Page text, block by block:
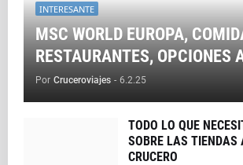
INTERESANTE
MSC WORLD EUROPA,
RESTAURANTES, OPCIONES
Por Cruceroviajes - 6.2.25
TODO LO QUE
SOBRE LAS TIENDAS
CRUCERO